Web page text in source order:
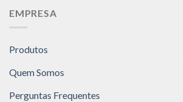
EMPRESA
Produtos
Quem Somos
Perguntas Frequentes